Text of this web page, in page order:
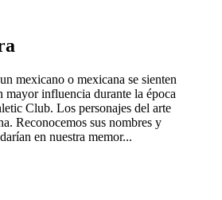
mexicano o mexicana se sienten
influencia durante la época
Club. Los personajes del arte
Reconocemos sus nombres y
en nuestra memor...